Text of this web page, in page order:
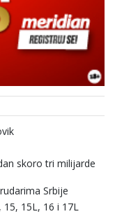
skoro tri milijarde
Srbije
15L, 16 i 17L